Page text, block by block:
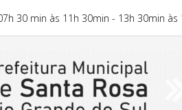
30 min às 11h 30min - 13h 30min às